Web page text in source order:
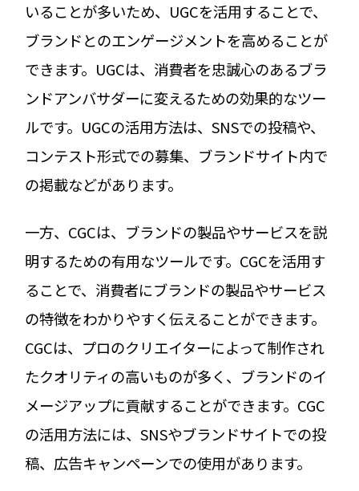
いることが多いため、UGCを活用することで、
ブランドとのエンゲージメントを高めることが
できます。UGCは、消費者を忠誠心のあるブラ
ンドアンバサダーに変えるための効果的なツー
ルです。UGCの活用方法は、SNSでの投稿や、
コンテスト形式での募集、ブランドサイト内で
の掲載などがあります。
一方、CGCは、ブランドの製品やサービスを説
明するための有用なツールです。CGCを活用す
ることで、消費者にブランドの製品やサービス
の特徴をわかりやすく伝えることができます。
CGCは、プロのクリエイターによって制作され
たクオリティの高いものが多く、ブランドのイ
メージアップに貢献することができます。CGC
の活用方法には、SNSやブランドサイトでの投
稿、広告キャンペーンでの使用があります。